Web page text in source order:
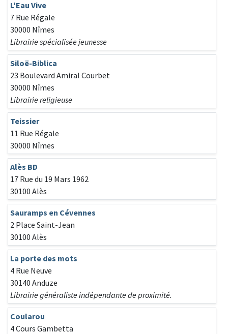
L'Eau Vive
7 Rue Régale
30000 Nîmes
Librairie spécialisée jeunesse
Siloë-Biblica
23 Boulevard Amiral Courbet
30000 Nîmes
Librairie religieuse
Teissier
11 Rue Régale
30000 Nîmes
Alès BD
17 Rue du 19 Mars 1962
30100 Alès
Sauramps en Cévennes
2 Place Saint-Jean
30100 Alès
La porte des mots
4 Rue Neuve
30140 Anduze
Librairie généraliste indépendante de proximité.
Coularou
4 Cours Gambetta